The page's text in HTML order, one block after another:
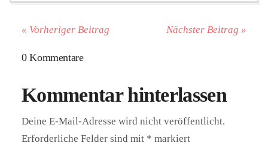
« Vorheriger Beitrag Nächster Beitrag »
0 Kommentare
Kommentar hinterlassen
Deine E-Mail-Adresse wird nicht veröffentlicht.
Erforderliche Felder sind mit * markiert